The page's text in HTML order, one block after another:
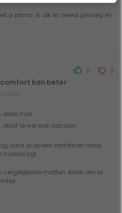
is prima. Is dik en breed genoeg en
kan beter
0 0
vergelijkbare matten. Maar om te
...
dikke mat
'ie wel wat aan kan.
alsof je op een kartonnen doos
matras ligt.